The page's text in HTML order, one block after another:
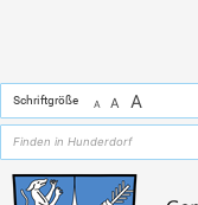
Schriftgröße A A A